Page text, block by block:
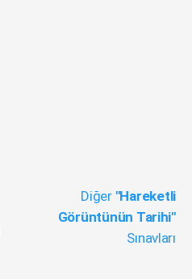
Diğer "Hareketli
Görüntünün Tarihi"
Sınavları